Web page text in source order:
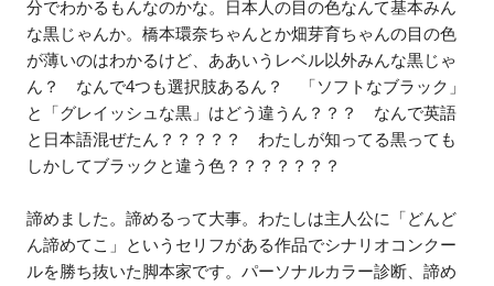
分でわかるもんなのかな。日本人の目の色なんて基本みん
な黒じゃんか。橋本環奈ちゃんとか畑芽育ちゃんの目の色
が薄いのはわかるけど、ああいうレベル以外みんな黒じゃ
ん？ なんで4つも選択肢あるん？ 「ソフトなブラック」
と「グレイッシュな黒」はどう違うん？？？ なんで英語
と日本語混ぜたん？？？？？ わたしが知ってる黒っても
しかしてブラックと違う色？？？？？？？
諦めました。諦めるって大事。わたしは主人公に「どんど
ん諦めてこ」というセリフがある作品でシナリオコンクー
ルを勝ち抜いた脚本家です。パーソナルカラー診断、諦め